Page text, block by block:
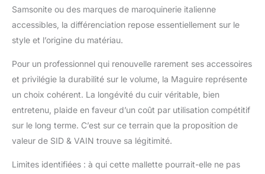
Samsonite ou des marques de maroquinerie italienne
accessibles, la différenciation repose essentiellement sur le
style et l’origine du matériau.
Pour un professionnel qui renouvelle rarement ses accessoires
et privilégie la durabilité sur le volume, la Maguire représente
un choix cohérent. La longévité du cuir véritable, bien
entretenu, plaide en faveur d’un coût par utilisation compétitif
sur le long terme. C’est sur ce terrain que la proposition de
valeur de SID & VAIN trouve sa légitimité.
Limites identifiées : à qui cette mallette pourrait-elle ne pas